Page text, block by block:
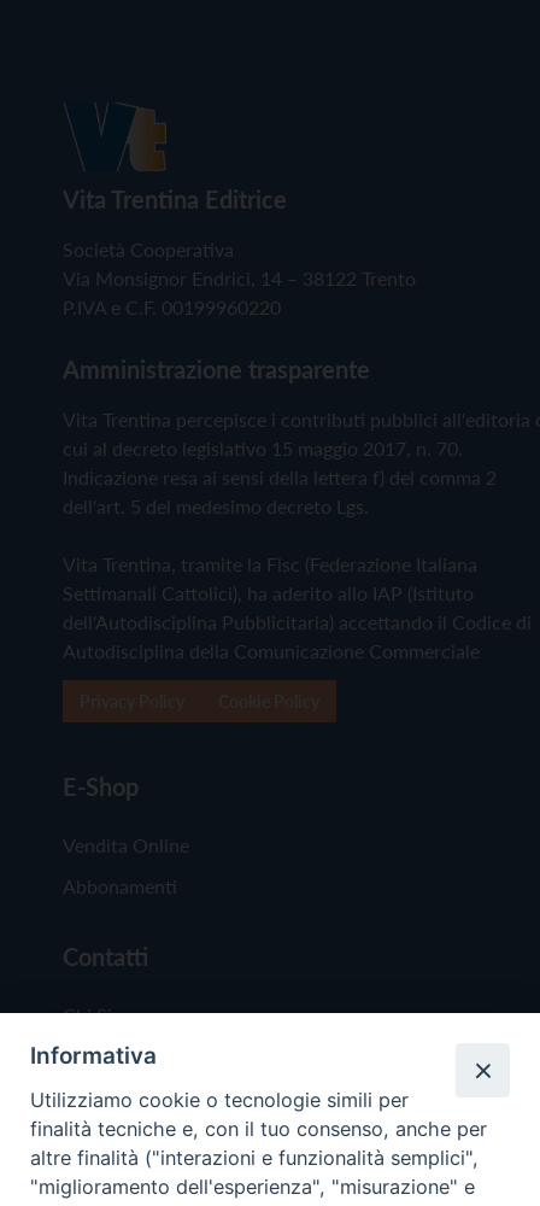
Vita Trentina Editrice
Società Cooperativa
Via Monsignor Endrici, 14 – 38122 Trento
P.IVA e C.F. 00199960220
Amministrazione trasparente
Vita Trentina percepisce i contributi pubblici all'editoria
cui al decreto legislativo 15 maggio 2017, n. 70.
Indicazione resa ai sensi della lettera f) del comma 2
dell'art. 5 del medesimo decreto Lgs.
Vita Trentina, tramite la Fisc (Federazione Italiana
Settimanali Cattolici), ha aderito allo IAP (Istituto
dell'Autodisciplina Pubblicitaria) accettando il Codice di
Autodisciplina della Comunicazione Commerciale
E-Shop
Vendita Online
Abbonamenti
Contatti
Chi Siamo
Redazione
Scrivici
Informativa
Utilizziamo cookie o tecnologie simili per
finalità tecniche e, con il tuo consenso, anche per
altre finalità ("interazioni e funzionalità semplici",
"miglioramento dell'esperienza", "misurazione" e